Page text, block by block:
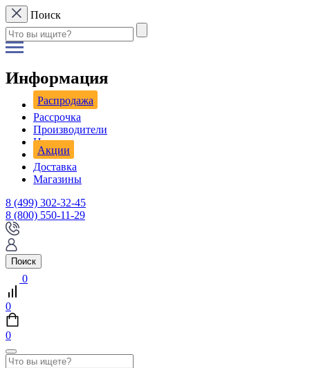
Поиск
Информация
Распродажа
Рассрочка
Производители
Новости
Акции
Доставка
Магазины
8 (499) 302-32-45
8 (800) 550-11-29
Поиск
0
0
0